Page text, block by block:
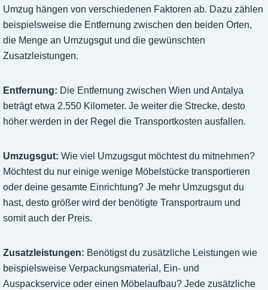
Umzug hängen von verschiedenen Faktoren ab. Dazu zählen
beispielsweise die Entfernung zwischen den beiden Orten,
die Menge an Umzugsgut und die gewünschten
Zusatzleistungen.
Entfernung: Die Entfernung zwischen Wien und Antalya
beträgt etwa 2.550 Kilometer. Je weiter die Strecke, desto
höher werden in der Regel die Transportkosten ausfallen.
Umzugsgut: Wie viel Umzugsgut möchtest du mitnehmen?
Möchtest du nur einige wenige Möbelstücke transportieren
oder deine gesamte Einrichtung? Je mehr Umzugsgut du
hast, desto größer wird der benötigte Transportraum und
somit auch der Preis.
Zusatzleistungen: Benötigst du zusätzliche Leistungen wie
beispielsweise Verpackungsmaterial, Ein- und
Auspackservice oder einen Möbelaufbau? Jede zusätzliche